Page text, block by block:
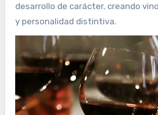
desarrollo de carácter, creando
y personalidad distintiva.